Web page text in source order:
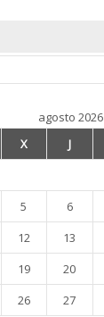
agosto 2026
X J
5 6
12 13
19 20
26 27